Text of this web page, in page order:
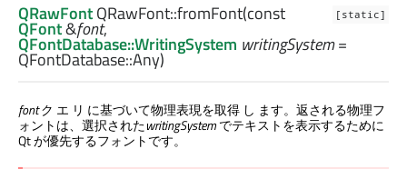
[static]
QRawFontQRawFont::fromFont(const
QFont&font,
QFontDatabase::WritingSystem writingSystem=
QFontDatabase::Any)
fontク エ リ に基づいて物理表現を取得 し ます。返される物理フ
ォントは、選択されたwritingSystemでテキストを表示するために
Qt が優先するフォントです。